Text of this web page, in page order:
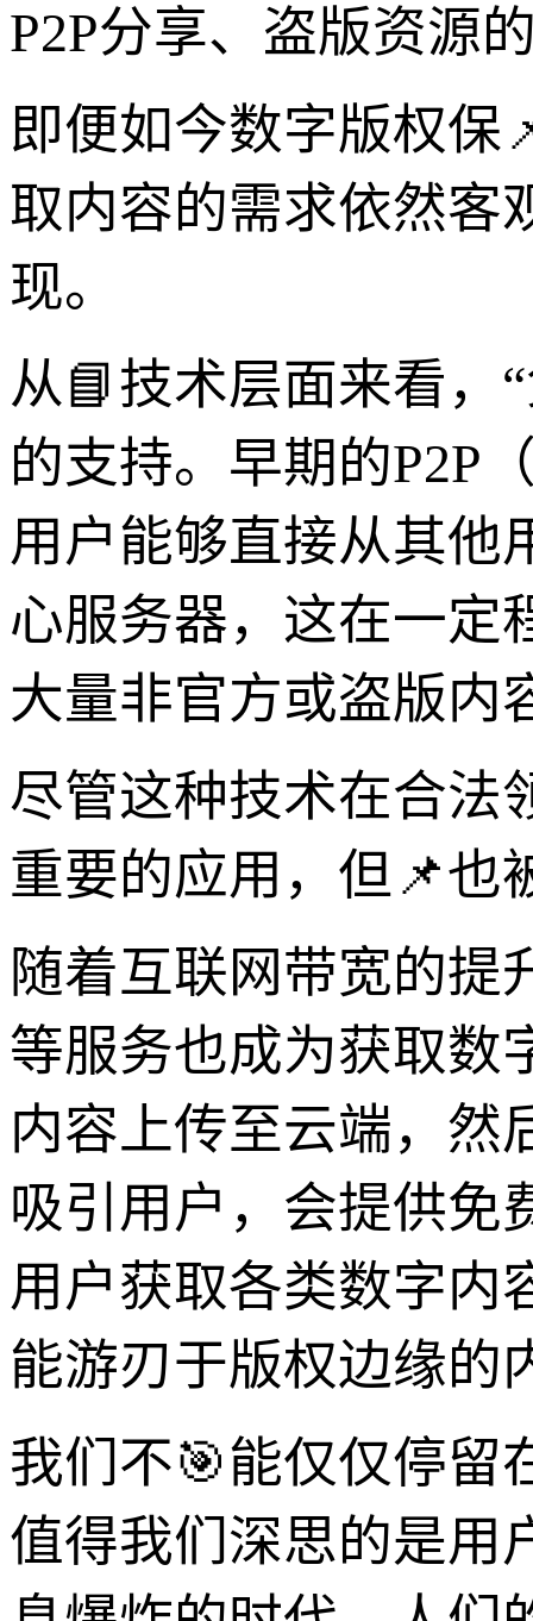
P2P分享、盗版资源
即便如今数字版权保
取内容的需求依然客
现。
从📘技术层面来看，
的支持。早期的P2P
用户能够直接从其他
心服务器，这在一定
大量非官方或盗版内
尽管这种技术在合法
重要的应用，但📌也
随着互联网带宽的提
等服务也成为获取数
内容上传至云端，然
吸引用户，会提供免
用户获取各类数字内
能游刃于版权边缘的
我们不🎯能仅仅停留
值得我们深思的是用